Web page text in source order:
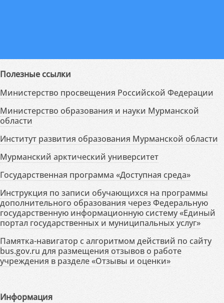
Полезные ссылки
Министерство просвещения Российской Федерации
Министерство образования и науки Мурманской
области
Институт развития образования Мурманской области
Мурманский арктический университет
Государственная программа «Доступная среда»
Инструкция по записи обучающихся на программы
дополнительного образования через Федеральную
государственную информационную систему «Единый
портал государственных и муниципальных услуг»
Памятка-навигатор с алгоритмом действий по сайту
bus.gov.ru для размещения отзывов о работе
учреждения в разделе «Отзывы и оценки»
Информация